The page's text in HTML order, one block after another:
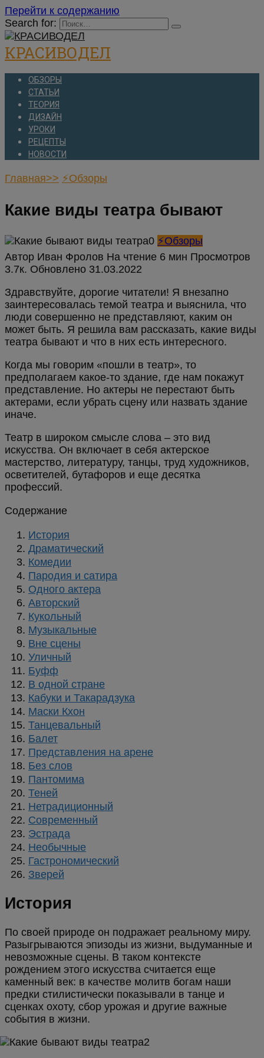
Перейти к содержанию
Search for:
КРАСИВОДЕЛ
ОБЗОРЫ
СТАТЬИ
ТЕОРИЯ
ДИЗАЙН
УРОКИ
РЕЦЕПТЫ
НОВОСТИ
Главная>> ⚡Обзоры
Какие виды театра бывают
⚡Обзоры
Автор Иван Фролов На чтение 6 мин Просмотров
3.7к. Обновлено
Здравствуйте, дорогие читатели! Я внезапно
заинтересовалась темой театра и выяснила, что
люди совершенно не представляют, каким он
может быть. Я решила вам рассказать, какие виды
театра бывают и что в них есть интересного.
Когда мы говорим «пошли в театр», то
предполагаем какое-то здание, где нам покажут
представление. Но актеры не перестают быть
актерами, если убрать сцену или назвать здание
иначе.
Театр в широком смысле слова – это вид
искусства. Он включает в себя актерское
мастерство, литературу, танцы, труд художников,
осветителей, бутафоров и еще десятка
профессий.
Содержание
История
Драматический
Комедии
Пародия и сатира
Одного актера
Авторский
Кукольный
Музыкальные
Вне сцены
Уличный
Буфф
В одной стране
Кабуки и Такарадзука
Маски Кхон
Танцевальный
Балет
Представления на арене
Без слов
Пантомима
Теней
Нетрадиционный
Современный
Эстрада
Необычные
Гастрономический
Зверей
История
По своей природе он подражает реальному миру.
Разыгрываются эпизоды из жизни, выдуманные и
невозможные сцены. В таком контексте
рождением этого искусства считается еще
каменный век: в качестве молитв богам наши
предки стилистически показывали в танце и
сценках охоту, сбор урожая и другие важные
события в жизни.